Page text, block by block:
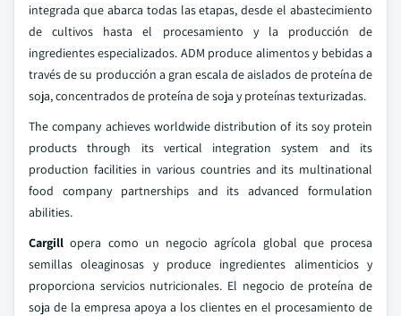
integrada que abarca todas las etapas, desde el abastecimiento
de cultivos hasta el procesamiento y la producción de
ingredientes especializados. ADM produce alimentos y bebidas a
través de su producción a gran escala de aislados de proteína de
soja, concentrados de proteína de soja y proteínas texturizadas.
The company achieves worldwide distribution of its soy protein
products through its vertical integration system and its
production facilities in various countries and its multinational
food company partnerships and its advanced formulation
abilities.
Cargill opera como un negocio agrícola global que procesa
semillas oleaginosas y produce ingredientes alimenticios y
proporciona servicios nutricionales. El negocio de proteína de
soja de la empresa apoya a los clientes en el procesamiento de